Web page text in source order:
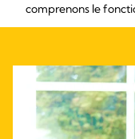
comprenons le